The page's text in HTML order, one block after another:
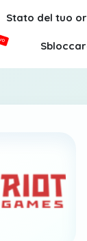
Stato del tuo